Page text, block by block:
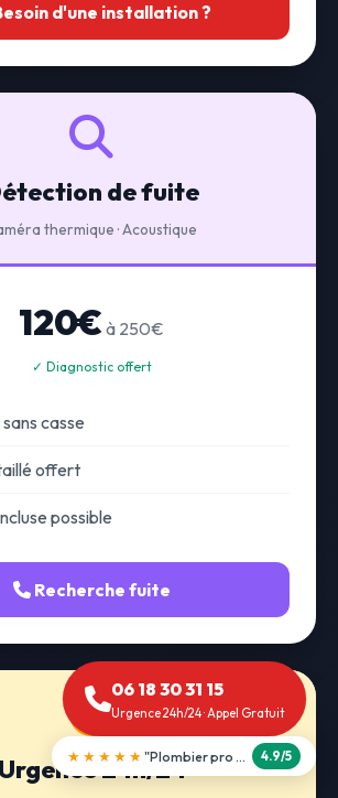
d'une installation ?
de fuite
thermique · Acoustique
120€ à 250€
✓ Diagnostic offert
casse
offert
possible
Recherche fuite
Urgence 24h/24
06 18 30 31 15
Urgence 24h/24 · Appel Gratuit
★★★★★ "Débouchage WC en 30 min" 5.0/5